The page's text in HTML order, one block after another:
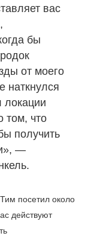
вас
бы
от моего
наткнулся
локации
том, что
получить
—
посетил около
действуют